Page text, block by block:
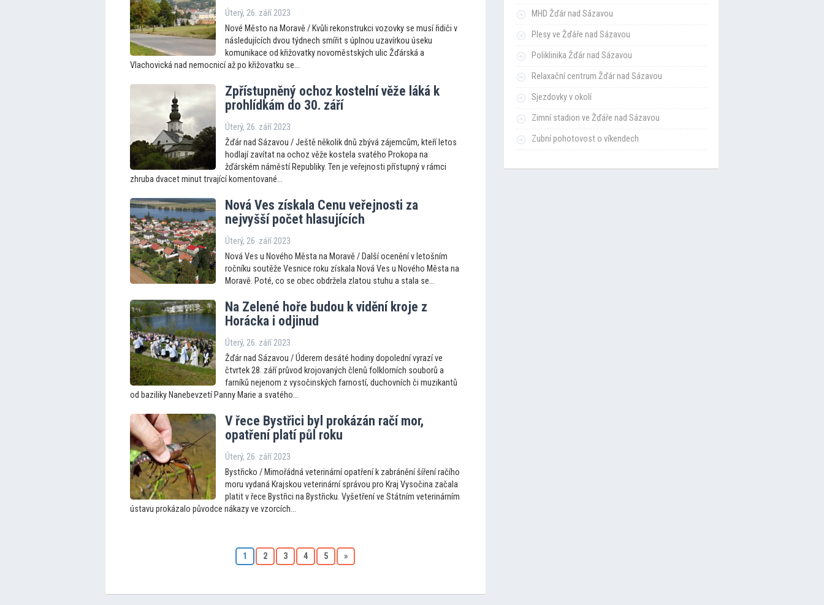
Úterý, 26. září 2023
Nové Město na Moravě / Kvůli rekonstrukci vozovky se musí řidiči v
následujících dvou týdnech smířit s úplnou uzavírkou úseku
komunikace od křižovatky novoměstských ulic Žďárská a
Vlachovická nad nemocnicí až po křižovatku se...
Zpřístupněný ochoz kostelní věže láká k
prohlídkám do 30. září
Úterý, 26. září 2023
Žďár nad Sázavou / Ještě několik dnů zbývá zájemcům, kteří letos
hodlají zavítat na ochoz věže kostela svatého Prokopa na
žďárském náměstí Republiky. Ten je veřejnosti přístupný v rámci
zhruba dvacet minut trvající komentované...
Nová Ves získala Cenu veřejnosti za
nejvyšší počet hlasujících
Úterý, 26. září 2023
Nová Ves u Nového Města na Moravě / Další ocenění v letošním
ročníku soutěže Vesnice roku získala Nová Ves u Nového Města na
Moravě. Poté, co se obec obdržela zlatou stuhu a stala se...
Na Zelené hoře budou k vidění kroje z
Horácka i odjinud
Úterý, 26. září 2023
Žďár nad Sázavou / Úderem desáté hodiny dopolední vyrazí ve
čtvrtek 28. září průvod krojovaných členů folklorních souborů a
farníků nejenom z vysočinských farností, duchovních či muzikantů
od baziliky Nanebevzetí Panny Marie a svatého...
V řece Bystřici byl prokázán račí mor,
opatření platí půl roku
Úterý, 26. září 2023
Bystřicko / Mimořádná veterinární opatření k zabránění šíření račího
moru vydaná Krajskou veterinární správou pro Kraj Vysočina začala
platit v řece Bystřici na Bystřicku. Vyšetření ve Státním veterinárním
ústavu prokázalo původce nákazy ve vzorcích...
1 2 3 4 5 »
MHD Žďár nad Sázavou
Plesy ve Žďáře nad Sázavou
Poliklinika Žďár nad Sázavou
Relaxační centrum Žďár nad Sázavou
Sjezdovky v okolí
Zimní stadion ve Žďáře nad Sázavou
Zubní pohotovost o víkendech